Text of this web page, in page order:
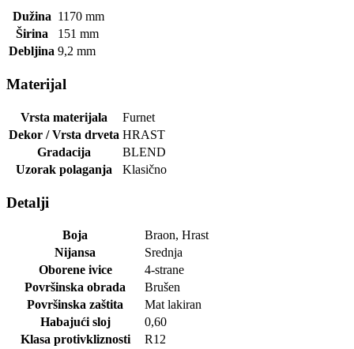
Dužina 1170 mm
Širina
151 mm
Debljina 9,2 mm
Materijal
Vrsta materijala
Furnet
Dekor / Vrsta drveta HRAST
Gradacija
BLEND
Uzorak polaganja
Klasično
Detalji
Boja Braon, Hrast
Nijansa
Srednja
Oborene ivice
4-strane
Površinska obrada
Brušen
Površinska zaštita
Mat lakiran
Habajući sloj
0,60
Klasa protivkliznosti
R12